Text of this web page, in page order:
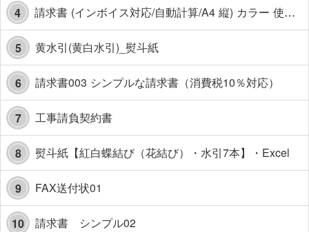
4 請求書 (インボイス対応/自動計算/A4 縦) カラー 使い方解説あり
5 黄水引(黄白水引)_熨斗紙
6 請求書003 シンプルな請求書（消費税10％対応）
7 工事請負契約書
8 熨斗紙【紅白蝶結び（花結び）・水引7本】・Excel
9 FAX送付状01
10 請求書 シンプル02